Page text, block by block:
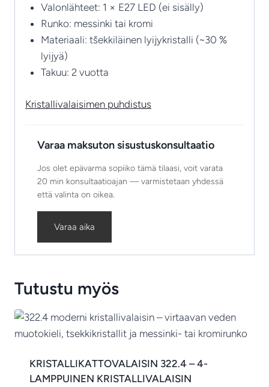
Valonlähteet: 1 × E27 LED (ei sisälly)
Runko: messinki tai kromi
Materiaali: tšekkiläinen lyijykristalli (~30 %
lyijyä)
Takuu: 2 vuotta
Kristallivalaisimen puhdistus
Varaa maksuton sisustuskonsultaatio
Jos olet epävarma sopiiko tämä tilaasi, voit varata
20 min konsultaatioajan — varmistetaan yhdessä
että valinta on oikea.
Varaa aika
Tutustu myös
KRISTALLIKATTOVALAISIN 322.4 – 4-
LAMPPUINEN KRISTALLIVALAISIN